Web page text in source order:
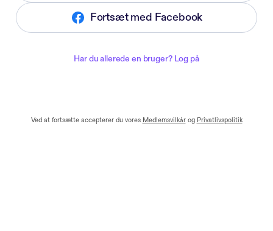
Fortsæt med Facebook
Har du allerede en bruger? Log på
Ved at fortsætte accepterer du vores Medlemsvilkår og Privatlivspolitik